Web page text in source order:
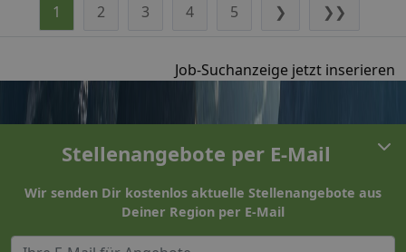
1 2 3 4 5 ❯ ❯❯
Job-Suchanzeige jetzt inserieren
Stellenangebote per E-Mail
Wir senden Dir kostenlos aktuelle Stellenangebote aus
Deiner Region per E-Mail